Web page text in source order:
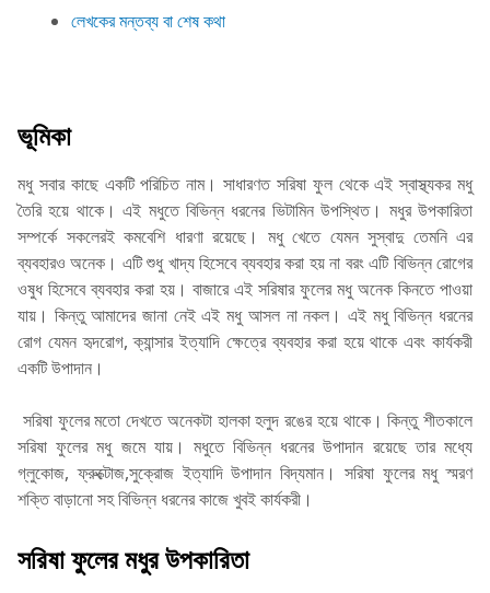
লেখকের মন্তব্য বা শেষ কথা
ভূমিকা
মধু সবার কাছে একটি পরিচিত নাম। সাধারণত সরিষা ফুল থেকে এই স্বাস্থ্যকর মধু
তৈরি হয়ে থাকে। এই মধুতে বিভিন্ন ধরনের ভিটামিন উপস্থিত। মধুর উপকারিতা
সম্পর্কে সকলেরই কমবেশি ধারণা রয়েছে। মধু খেতে যেমন সুস্বাদু তেমনি এর
ব্যবহারও অনেক। এটি শুধু খাদ্য হিসেবে ব্যবহার করা হয় না বরং এটি বিভিন্ন রোগের
ওষুধ হিসেবে ব্যবহার করা হয়। বাজারে এই সরিষার ফুলের মধু অনেক কিনতে পাওয়া
যায়। কিন্তু আমাদের জানা নেই এই মধু আসল না নকল। এই মধু বিভিন্ন ধরনের
রোগ যেমন হৃদরোগ, ক্যান্সার ইত্যাদি ক্ষেত্রে ব্যবহার করা হয়ে থাকে এবং কার্যকরী
একটি উপাদান।
সরিষা ফুলের মতো দেখতে অনেকটা হালকা হলুদ রঙের হয়ে থাকে। কিন্তু শীতকালে
সরিষা ফুলের মধু জমে যায়। মধুতে বিভিন্ন ধরনের উপাদান রয়েছে তার মধ্যে
গ্লুকোজ, ফ্রুক্টোজ,সুক্রোজ ইত্যাদি উপাদান বিদ্যমান। সরিষা ফুলের মধু স্মরণ
শক্তি বাড়ানো সহ বিভিন্ন ধরনের কাজে খুবই কার্যকরী।
সরিষা ফুলের মধুর উপকারিতা